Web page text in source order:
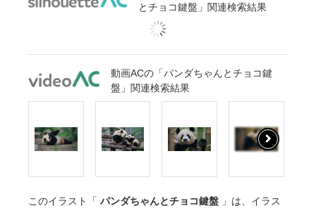
とチョコ鍵盤」関連検索結果
動画ACの「パンダちゃんとチョコ鍵
盤」関連検索結果
このイラスト「 パンダちゃんとチョコ鍵盤 」は、イラス